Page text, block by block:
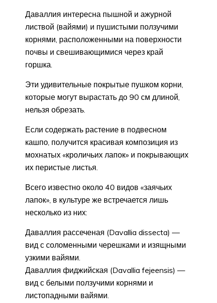
Даваллия интересна пышной и ажурной
листвой (вайями) и пушистыми ползучими
корнями, расположенными на поверхности
почвы и свешивающимися через край
горшка.
Эти удивительные покрытые пушком корни,
которые могут вырастать до 90 см длиной,
нельзя обрезать.
Если содержать растение в подвесном
кашпо, получится красивая композиция из
мохнатых «кроличьих лапок» и покрывающих
их перистые листья.
Всего известно около 40 видов «заячьих
лапок», в культуре же встречается лишь
несколько из них:
Даваллия рассеченая (Davallia dissecta) —
вид с соломенными черешками и изящными
узкими вайями.
Даваллия фиджийская (Davallia fejeensis) —
вид с белыми ползучими корнями и
листопадными вайями.